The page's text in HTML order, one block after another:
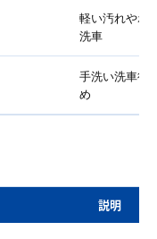
軽い汚れやホ
洗車
手洗い洗車後
め
説明